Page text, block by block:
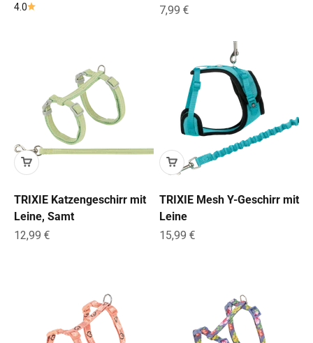
4.0
Angebot
7,99 €
TRIXIE Katzengeschirr mit
Leine, Samt
Angebot
12,99 €
TRIXIE Mesh Y-Geschirr mit
Leine
Angebot
15,99 €